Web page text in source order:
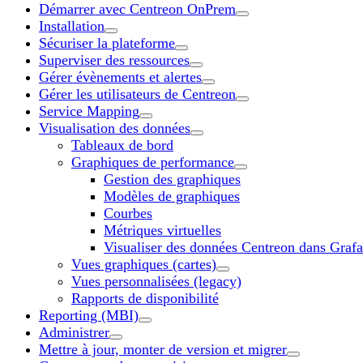
Démarrer avec Centreon OnPrem
Installation
Sécuriser la plateforme
Superviser des ressources
Gérer évènements et alertes
Gérer les utilisateurs de Centreon
Service Mapping
Visualisation des données
Tableaux de bord
Graphiques de performance
Gestion des graphiques
Modèles de graphiques
Courbes
Métriques virtuelles
Visualiser des données Centreon dans
Vues graphiques (cartes)
Vues personnalisées (legacy)
Rapports de disponibilité
Reporting (MBI)
Administrer
Mettre à jour, monter de version et migrer